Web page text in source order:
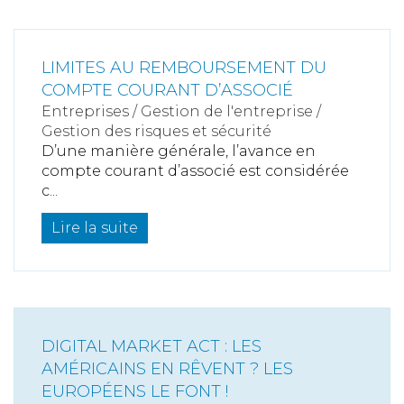
LIMITES AU REMBOURSEMENT DU
COMPTE COURANT D’ASSOCIÉ
Entreprises / Gestion de l'entreprise /
Gestion des risques et sécurité
D’une manière générale, l’avance en
compte courant d’associé est considérée
c...
Lire la suite
DIGITAL MARKET ACT : LES
AMÉRICAINS EN RÊVENT ? LES
EUROPÉENS LE FONT !